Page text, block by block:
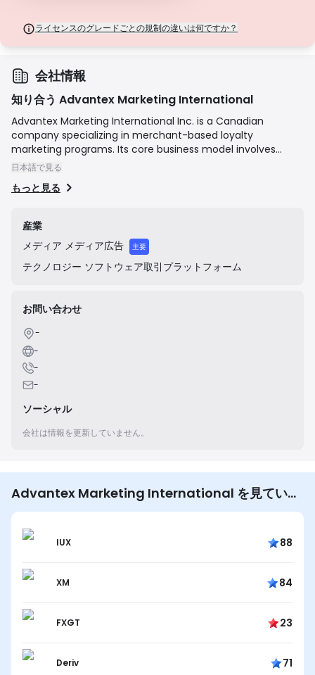
ライセンスのグレードごとの規制の違いは何ですか？
会社情報
知り合う Advantex Marketing International
Advantex Marketing International Inc. is a Canadian
company specializing in merchant-based loyalty
marketing programs. Its core business model involves
providing advance working capital (a form of merchant
particularly in the restaurant sector. In return for the
participate in Advantex's marketing and loyalty network,
repaying the advance through a percentage of future
sales processed through the program. Historically, the
company was publicly traded on the Canadian Securities
Exchange (CSE) and had notable partnerships. In 2018,
statements, the company was taken private through an
acquisition by an affiliate of Persistence Capital Partners
and was subsequently delisted from the CSE.
日本語で見る
もっと見る
産業
メディア メディア広告 主要
テクノロジー ソフトウェア取引プラットフォーム
お問い合わせ
-
-
-
-
ソーシャル
会社は情報を更新していません。
Advantex Marketing International を見ている
ユーザーは他にも…
IUX 88
XM 84
FXGT 23
Deriv 71